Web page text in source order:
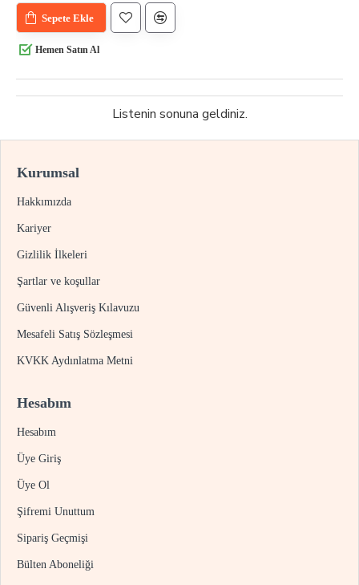
Sepete Ekle
Hemen Satın Al
Listenin sonuna geldiniz.
Kurumsal
Hakkımızda
Kariyer
Gizlilik İlkeleri
Şartlar ve koşullar
Güvenli Alışveriş Kılavuzu
Mesafeli Satış Sözleşmesi
KVKK Aydınlatma Metni
Hesabım
Hesabım
Üye Giriş
Üye Ol
Şifremi Unuttum
Sipariş Geçmişi
Bülten Aboneliği